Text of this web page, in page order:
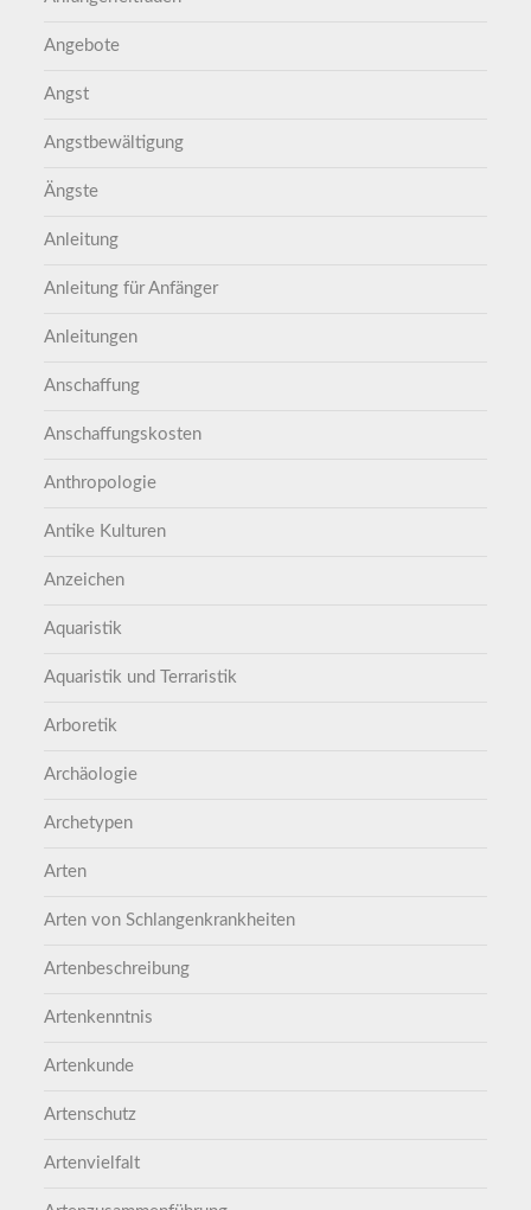
Angebote
Angst
Angstbewältigung
Ängste
Anleitung
Anleitung für Anfänger
Anleitungen
Anschaffung
Anschaffungskosten
Anthropologie
Antike Kulturen
Anzeichen
Aquaristik
Aquaristik und Terraristik
Arboretik
Archäologie
Archetypen
Arten
Arten von Schlangenkrankheiten
Artenbeschreibung
Artenkenntnis
Artenkunde
Artenschutz
Artenvielfalt